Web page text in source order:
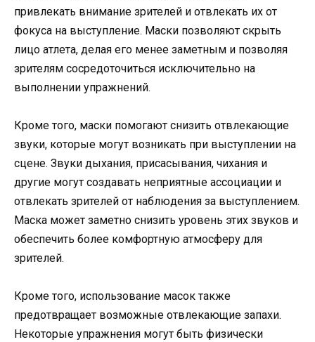
привлекать внимание зрителей и отвлекать их от
фокуса на выступление. Маски позволяют скрыть
лицо атлета, делая его менее заметным и позволяя
зрителям сосредоточиться исключительно на
выполнении упражнений.
Кроме того, маски помогают снизить отвлекающие
звуки, которые могут возникать при выступлении на
сцене. Звуки дыхания, присасывания, чихания и
другие могут создавать неприятные ассоциации и
отвлекать зрителей от наблюдения за выступлением.
Маска может заметно снизить уровень этих звуков и
обеспечить более комфортную атмосферу для
зрителей.
Кроме того, использование масок также
предотвращает возможные отвлекающие запахи.
Некоторые упражнения могут быть физически